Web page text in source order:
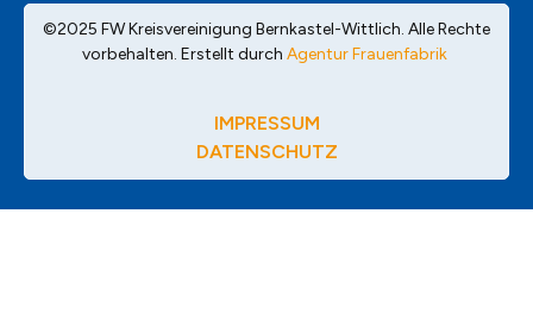
©2025 FW Kreisvereinigung Bernkastel-Wittlich. Alle Rechte
vorbehalten. Erstellt durch Agentur Frauenfabrik
IMPRESSUM
DATENSCHUTZ